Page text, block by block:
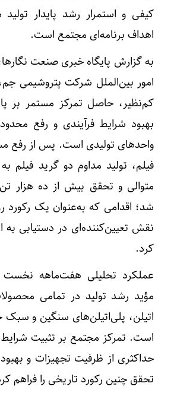
کیفی و استمرار رشد پایدار
اهداف برنامه‌ای مجتمع است.
به گزارش پایگاه خبری صنعت
امور بین‌الملل شرکت پتروشیمی
کم‌نظیر، حاصل تمرکز مستمر بر
بهبود شرایط فرآیندی و رفع
واحدهای تولیدی است. پس از رفع
فیلم، تولید مداوم دو گرید فیلم
متوالی و تحقق بیش از ده هزار
شد؛ اقدامی که به‌عنوان یک رکورد
نقش تعیین‌کننده‌ای در دستیابی به
کرد.
عملکرد تحلیلی هفت‌ماهه نخست
مؤید رشد تولید در تمامی
اتیلن، پلی‌اتیلن‌های سنگین و سبک
است. تمرکز مجتمع بر تثبیت شرایط
حداکثری از ظرفیت تجهیزات و
تحقق چنین رکورد تاریخی را فراهم